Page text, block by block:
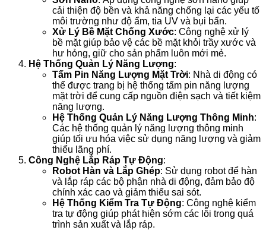
cải thiện độ bền và khả năng chống lại các yếu tố
môi trường như độ ẩm, tia UV và bụi bẩn.
Xử Lý Bề Mặt Chống Xước: Công nghệ xử lý
bề mặt giúp bảo vệ các bề mặt khỏi trầy xước và
hư hỏng, giữ cho sản phẩm luôn mới mẻ.
Hệ Thống Quản Lý Năng Lượng:
Tấm Pin Năng Lượng Mặt Trời: Nhà di động có
thể được trang bị hệ thống tấm pin năng lượng
mặt trời để cung cấp nguồn điện sạch và tiết kiệm
năng lượng.
Hệ Thống Quản Lý Năng Lượng Thông Minh:
Các hệ thống quản lý năng lượng thông minh
giúp tối ưu hóa việc sử dụng năng lượng và giảm
thiểu lãng phí.
Công Nghệ Lắp Ráp Tự Động:
Robot Hàn và Lắp Ghép: Sử dụng robot để hàn
và lắp ráp các bộ phận nhà di động, đảm bảo độ
chính xác cao và giảm thiểu sai sót.
Hệ Thống Kiểm Tra Tự Động: Công nghệ kiểm
tra tự động giúp phát hiện sớm các lỗi trong quá
trình sản xuất và lắp ráp.